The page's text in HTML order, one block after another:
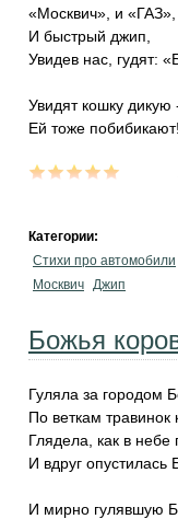
«Москвич», и «ГАЗ»,
И быстрый джип,
Увидев нас, гудят:
Увидят кошку дикую
Ей тоже побибикают!
Категории:
Стихи про автомобили
Москвич Джип
Божья
Гуляла за городом
По веткам травинок
Глядела, как в небе
И вдруг опустилась
И мирно гулявшую